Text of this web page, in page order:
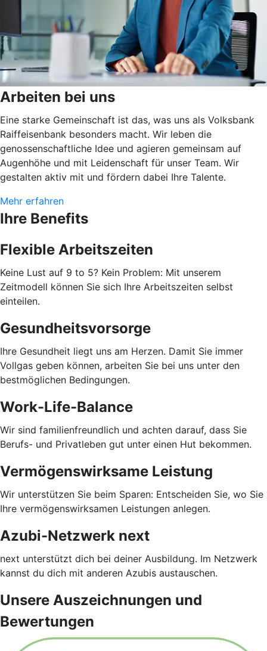
Arbeiten bei uns
Eine starke Gemeinschaft ist das, was uns als Volksbank
Raiffeisenbank besonders macht. Wir leben die
genossenschaftliche Idee und agieren gemeinsam auf
Augenhöhe und mit Leidenschaft für unser Team. Wir
gestalten aktiv mit und fördern dabei Ihre Talente.
Mehr erfahren
Ihre Benefits
Flexible Arbeitszeiten
Keine Lust auf 9 to 5? Kein Problem: Mit unserem
Zeitmodell können Sie sich Ihre Arbeitszeiten selbst
einteilen.
Gesundheitsvorsorge
Ihre Gesundheit liegt uns am Herzen. Damit Sie immer
Vollgas geben können, arbeiten Sie bei uns unter den
bestmöglichen Bedingungen.
Work-Life-Balance
Wir sind familienfreundlich und achten darauf, dass Sie
Berufs- und Privatleben gut unter einen Hut bekommen.
Vermögenswirksame Leistung
Wir unterstützen Sie beim Sparen: Entscheiden Sie, wo Sie
Ihre vermögenswirksamen Leistungen anlegen.
Azubi-Netzwerk next
next unterstützt dich bei deiner Ausbildung. Im Netzwerk
kannst du dich mit anderen Azubis austauschen.
Unsere Auszeichnungen und
Bewertungen